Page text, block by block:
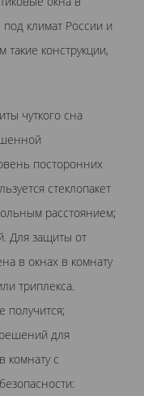
климат России и
такие конструкции,
чуткого сна
посторонних
стеклопакет
расстоянием;
Для защиты от
в окнах в комнату
триплекса.
получится;
для
комнату с